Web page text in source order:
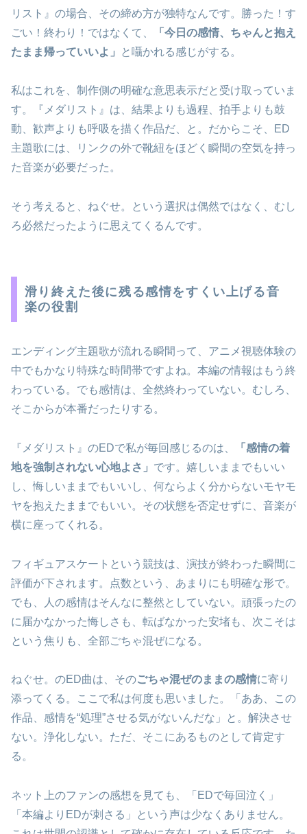
リスト』の場合、その締め方が独特なんです。勝った！す
ごい！終わり！ではなくて、
「今日の感情、ちゃんと抱え
たまま帰っていいよ」
と囁かれる感じがする。
私はこれを、制作側の明確な意思表示だと受け取っていま
す。『メダリスト』は、結果よりも過程、拍手よりも鼓
動、歓声よりも呼吸を描く作品だ、と。だからこそ、ED
主題歌には、リンクの外で靴紐をほどく瞬間の空気を持っ
た音楽が必要だった。
そう考えると、ねぐせ。という選択は偶然ではなく、むし
ろ必然だったように思えてくるんです。
滑り終えた後に残る感情をすくい上げる音
楽の役割
エンディング主題歌が流れる瞬間って、アニメ視聴体験の
中でもかなり特殊な時間帯ですよね。本編の情報はもう終
わっている。でも感情は、全然終わっていない。むしろ、
そこからが本番だったりする。
『メダリスト』のEDで私が毎回感じるのは、
「感情の着
地を強制されない心地よさ」 です。嬉しいままでもいい
し、悔しいままでもいいし、何ならよく分からないモヤモ
ヤを抱えたままでもいい。その状態を否定せずに、音楽が
横に座ってくれる。
フィギュアスケートという競技は、演技が終わった瞬間に
評価が下されます。点数という、あまりにも明確な形で。
でも、人の感情はそんなに整然としていない。頑張ったの
に届かなかった悔しさも、転ばなかった安堵も、次こそは
という焦りも、全部ごちゃ混ぜになる。
ねぐせ。のED曲は、そのごちゃ混ぜのままの感情に寄り
添ってくる。ここで私は何度も思いました。「ああ、この
作品、感情を“処理”させる気がないんだな」と。解決させ
ない。浄化しない。ただ、そこにあるものとして肯定す
る。
ネット上のファンの感想を見ても、「EDで毎回泣く」
「本編よりEDが刺さる」という声は少なくありません。